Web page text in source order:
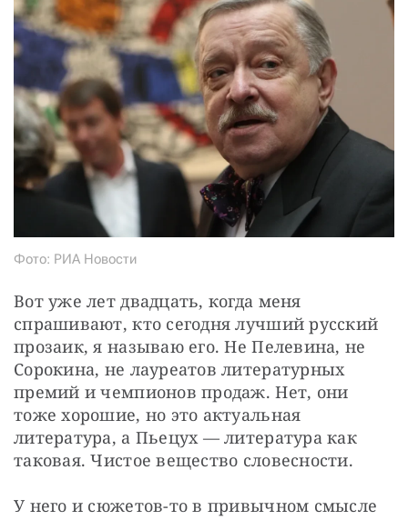
Фото: РИА Новости
Вот уже лет двадцать, когда меня
спрашивают, кто сегодня лучший русский
прозаик, я называю его. Не Пелевина, не
Сорокина, не лауреатов литературных
премий и чемпионов продаж. Нет, они
тоже хорошие, но это актуальная
литература, а Пьецух — литература как
таковая. Чистое вещество словесности.
У него и сюжетов-то в привычном смысле
СТАТЬ СОУЧАСТНИКОМ
ПОДЕЛИТЬСЯ С ДРУЗЬЯМИ
Если у вас есть вопросы, пишите donate@novayagazeta.ru
звоните:
+7 (929) 612-03-68